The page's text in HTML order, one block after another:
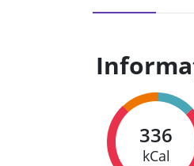
336
kCal